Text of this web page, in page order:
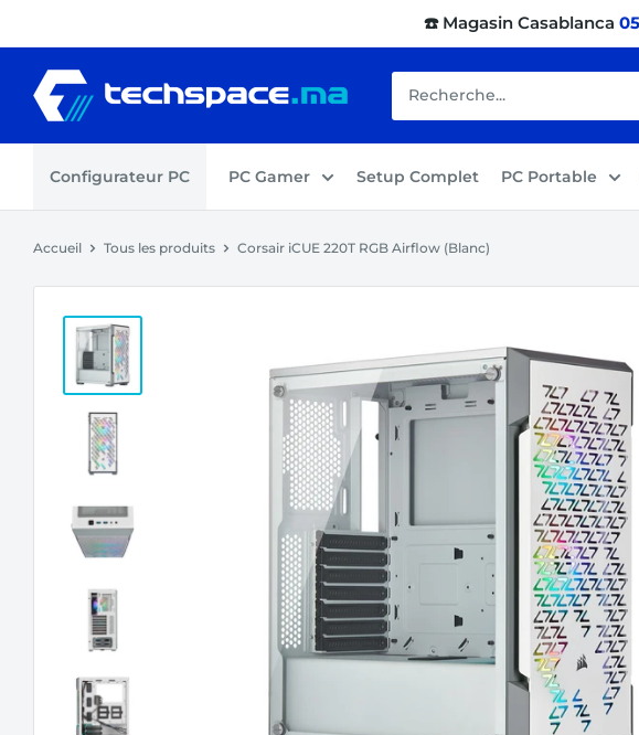
au
contenu
☎️ Magasin Casablanca
Techspace.ma
Configurateur PC PC Gamer Setup Complet PC Portable
Accueil Tous les produits Corsair iCUE 220T RGB Airflow (Blanc)